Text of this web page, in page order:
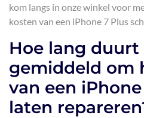
kom langs in onze winkel voor
kosten van een iPhone 7 Plus
Hoe lang duurt
gemiddeld om
van een
laten